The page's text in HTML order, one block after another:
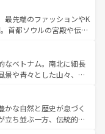
い。
り、サーフィンやダイ
ドア好きにはたまらな
を存分に味わいつくそ
東部など、都市の喧騒
訪れる人に新しい発見と
奥深い台湾の食文化も魅
バラエティ豊かな料理
情報は コンテンツ一覧を参
最先端のファッションやK
首都ソウルの宮殿や伝統
自然美を楽しむことが
絶品のストリートフード
ている。夜には、韓国な
な魅力を心ゆくまで味
お、新着の韓国情報はコンテンツ一
なベトナム。南北に細長
景や青々とした山々、世
ノイの古い町並みやホ
建物も、独特の雰囲気を
ィの豊かさとおいしさで
かな自然と歴史が息づく
立ち並ぶ一方、伝統的な